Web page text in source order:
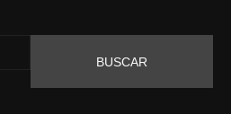
BUSCAR